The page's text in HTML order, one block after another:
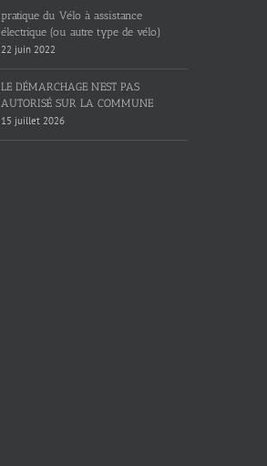
pratique du Vélo à assistance
électrique (ou autre type de vélo)
22 juin 2022
LE DÉMARCHAGE N’EST PAS
AUTORISÉ SUR LA COMMUNE
15 juillet 2026